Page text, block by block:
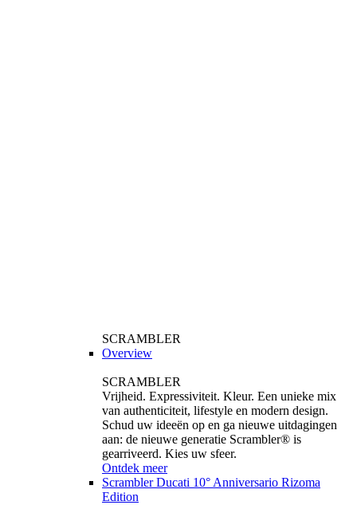
SCRAMBLER
Overview
SCRAMBLER
Vrijheid. Expressiviteit. Kleur. Een unieke mix
van authenticiteit, lifestyle en modern design.
Schud uw ideeën op en ga nieuwe uitdagingen
aan: de nieuwe generatie Scrambler® is
gearriveerd. Kies uw sfeer.
Ontdek meer
Scrambler Ducati 10° Anniversario Rizoma
Edition